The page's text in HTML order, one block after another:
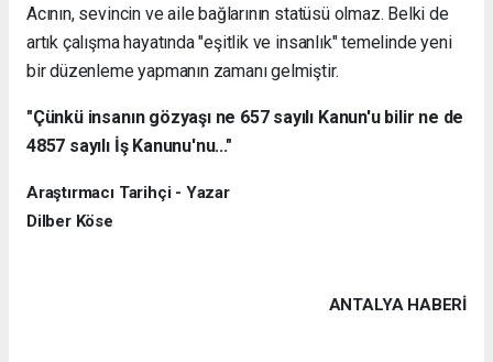
Acının, sevincin ve aile bağlarının statüsü olmaz. Belki de
artık çalışma hayatında "eşitlik ve insanlık" temelinde yeni
bir düzenleme yapmanın zamanı gelmiştir.
"Çünkü insanın gözyaşı ne 657 sayılı Kanun'u bilir ne de
4857 sayılı İş Kanunu'nu..."
Araştırmacı Tarihçi - Yazar
Dilber Köse
ANTALYA HABERİ